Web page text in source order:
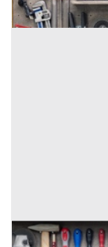
Asta chiusa
Attrezzature ed